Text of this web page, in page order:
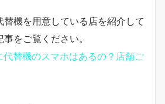
替機を用意している店を紹介して
をご覧ください。
替機のスマホはあるの？店舗ご